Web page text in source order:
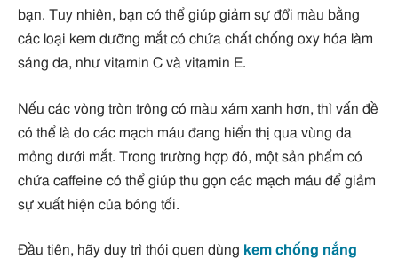
bạn. Tuy nhiên, bạn có thể giúp giảm sự đổi màu bằng
các loại kem dưỡng mắt có chứa chất chống oxy hóa làm
sáng da, như vitamin C và vitamin E.
Nếu các vòng tròn trông có màu xám xanh hơn, thì vấn đề
có thể là do các mạch máu đang hiển thị qua vùng da
mỏng dưới mắt. Trong trường hợp đó, một sản phẩm có
chứa caffeine có thể giúp thu gọn các mạch máu để giảm
sự xuất hiện của bóng tối.
Đầu tiên, hãy duy trì thói quen dùng kem chống nắng